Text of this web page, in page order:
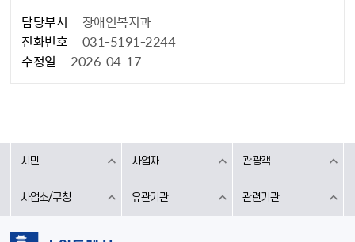
담당부서
장애인복지과
전화번호
031-5191-2244
수정일
2026-04-17
시민 사업자 관광객
사업소/구청 유관기관 관련기관